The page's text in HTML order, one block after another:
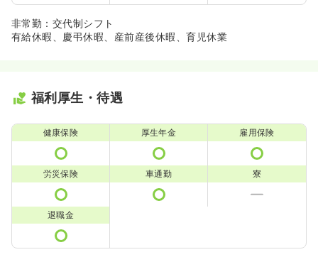
非常勤：交代制シフト
有給休暇、慶弔休暇、産前産後休暇、育児休業
福利厚生・待遇
健康保険 厚生年金 雇用保険
労災保険 車通勤 寮
退職金